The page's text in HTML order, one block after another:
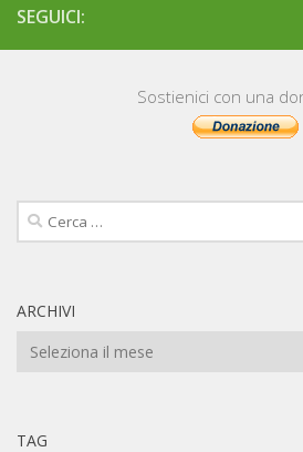
SEGUICI:
Sostienici con una
Ricerca
per:
ARCHIVI
Archivi
TAG